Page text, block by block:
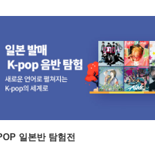
일본반 탐험전